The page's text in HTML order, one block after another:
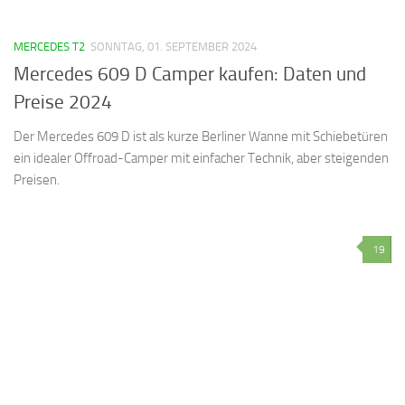
MERCEDES T2 SONNTAG, 01. SEPTEMBER 2024
Mercedes 609 D Camper kaufen: Daten und
Preise 2024
Der Mercedes 609 D ist als kurze Berliner Wanne mit Schiebetüren
ein idealer Offroad-Camper mit einfacher Technik, aber steigenden
Preisen.
19